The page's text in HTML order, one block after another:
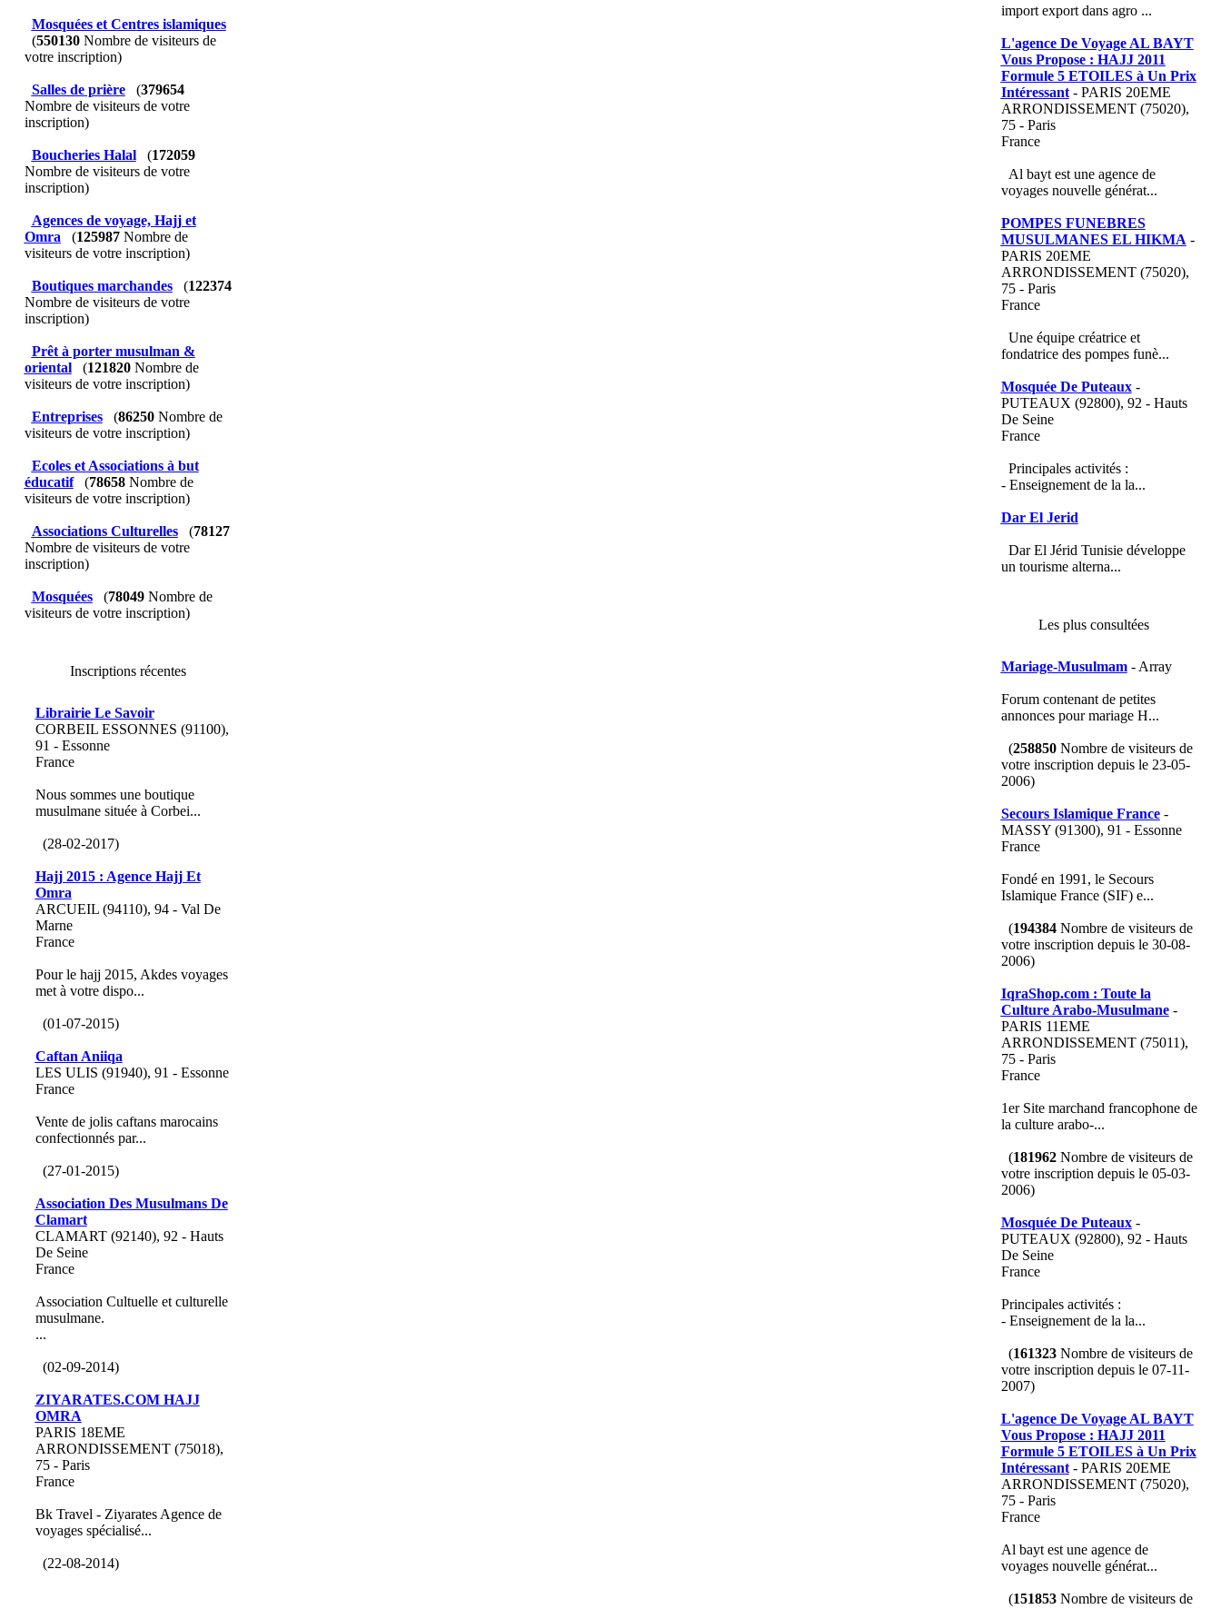
Mosquées et Centres islamiques
(550130Nombre de visiteurs de
votre inscription)
Salles de prière (379654
Nombre de visiteurs de votre
inscription)
Boucheries Halal (172059
Nombre de visiteurs de votre
inscription)
Agences de voyage, Hajj et
Omra
(125987Nombre de
visiteurs de votre inscription)
Boutiques marchandes (122374
Nombre de visiteurs de votre
inscription)
Prêt à porter musulman &
oriental
(121820Nombre de
visiteurs de votre inscription)
Entreprises (86250Nombre de
visiteurs de votre inscription)
Ecoles et Associations à but
éducatif
(78658Nombre de
visiteurs de votre inscription)
Associations Culturelles (78127
Nombre de visiteurs de votre
inscription)
Mosquées (78049Nombre de
visiteurs de votre inscription)
Inscriptions récentes
Librairie Le Savoir
CORBEIL ESSONNES (91100),
91 - Essonne
France
Nous sommes une boutique
musulmane située à Corbei...
(28-02-2017)
Hajj 2015 : Agence Hajj Et
Omra
ARCUEIL (94110), 94 - Val De
Marne
France
Pour le hajj 2015, Akdes voyages
met à votre dispo...
(01-07-2015)
Caftan Aniiqa
LES ULIS (91940), 91 - Essonne
France
Vente de jolis caftans marocains
confectionnés par...
(27-01-2015)
Association Des Musulmans De
Clamart
CLAMART (92140), 92 - Hauts
De Seine
France
Association Cultuelle et culturelle
musulmane.
...
(02-09-2014)
ZIYARATES.COM HAJJ
OMRA
PARIS 18EME
ARRONDISSEMENT (75018),
75 - Paris
France
Bk Travel - Ziyarates Agence de
voyages spécialisé...
(22-08-2014)
import export dans agro ...
L'agence De Voyage AL BAYT
Vous Propose : HAJJ 2011
Formule 5 ETOILES à Un Prix
Intéressant- PARIS 20EME
ARRONDISSEMENT (75020),
75 - Paris
France
Al bayt est une agence de
voyages nouvelle générat...
POMPES FUNEBRES
MUSULMANES EL HIKMA -
PARIS 20EME
ARRONDISSEMENT (75020),
75 - Paris
France
Une équipe créatrice et
fondatrice des pompes funè...
Mosquée De Puteaux-
PUTEAUX (92800), 92 - Hauts
De Seine
France
Principales activités :
- Enseignement de la la...
Dar El Jerid
Dar El Jérid Tunisie développe
un tourisme alterna...
Les plus consultées
Mariage-Musulmam- Array
Forum contenant de petites
annonces pour mariage H...
(258850Nombre de visiteurs de
votre inscription depuis le 23-05-
2006)
Secours Islamique France-
MASSY (91300), 91 - Essonne
France
Fondé en 1991, le Secours
Islamique France (SIF) e...
(194384Nombre de visiteurs de
votre inscription depuis le 30-08-
2006)
IqraShop.com : Toute la
Culture Arabo-Musulmane-
PARIS 11EME
ARRONDISSEMENT (75011),
75 - Paris
France
1er Site marchand francophone de
la culture arabo-...
(181962Nombre de visiteurs de
votre inscription depuis le 05-03-
2006)
Mosquée De Puteaux-
PUTEAUX (92800), 92 - Hauts
De Seine
France
Principales activités :
- Enseignement de la la...
(161323Nombre de visiteurs de
votre inscription depuis le 07-11-
2007)
L'agence De Voyage AL BAYT
Vous Propose : HAJJ 2011
Formule 5 ETOILES à Un Prix
Intéressant- PARIS 20EME
ARRONDISSEMENT (75020),
75 - Paris
France
Al bayt est une agence de
voyages nouvelle générat...
(151853Nombre de visiteurs de